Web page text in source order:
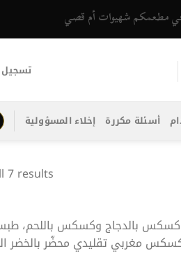
في مطعمكم شهيوات أم قصي
تسجيل
أسئلة مكررة إخلاء المسؤولية
7 results
بالدجاج وكسكس باللحم،
كسكس مغربي تقليدي محضّر